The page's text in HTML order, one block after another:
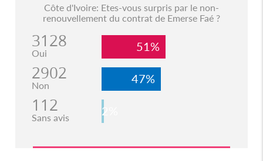
Côte d'Ivoire: Etes-vous surpris par le non-
renouvellement du contrat de Emerse Faé ?
3128
Oui 51%
2902
Non 47%
112
Sans avis 2%